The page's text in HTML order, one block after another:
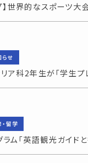
】世界的なスポーツ
せ
ア科2年生が「学生
留学
ム「英語観光ガイド